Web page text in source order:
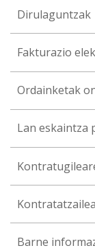
Dirulaguntzak
Fakturazio
Ordainketak
Lan eskaintza
Barne